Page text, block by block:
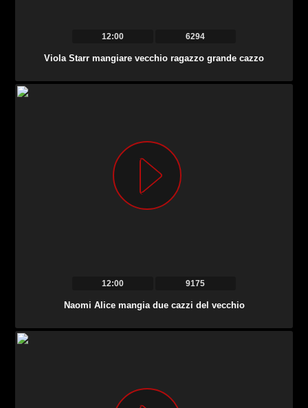
12:00 6294
Viola Starr mangiare vecchio ragazzo grande cazzo
12:00 9175
Naomi Alice mangia due cazzi del vecchio